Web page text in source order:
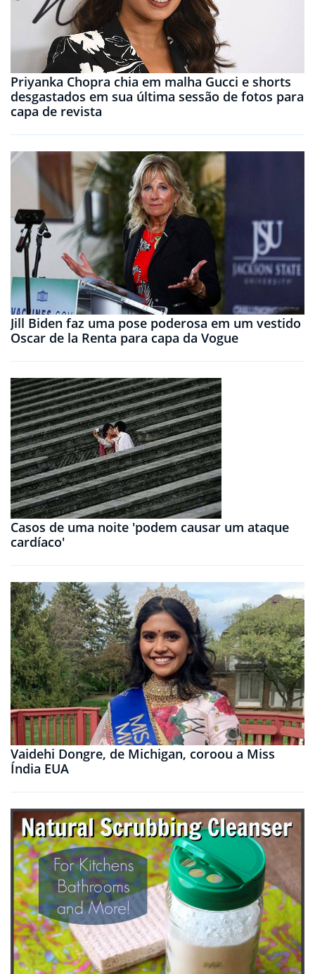
Priyanka Chopra chia em malha Gucci e shorts
desgastados em sua última sessão de fotos para
capa de revista
Jill Biden faz uma pose poderosa em um vestido
Oscar de la Renta para capa da Vogue
Casos de uma noite 'podem causar um ataque
cardíaco'
Vaidehi Dongre, de Michigan, coroou a Miss
Índia EUA